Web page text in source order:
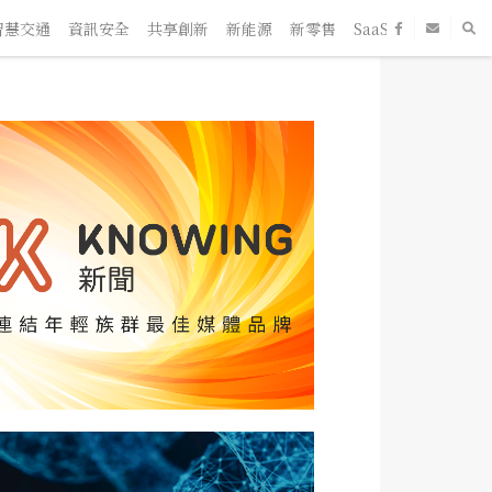
通 資訊安全 共享創新 新能源 新零售 SaaS 新創企業 人